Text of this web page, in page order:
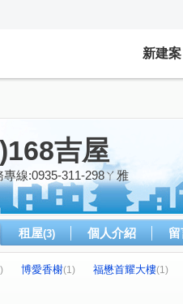
新建案
吉屋
線:0935-311-298ㄚ雅
租屋(3) 個人介紹
博愛香榭(1) 福懋首耀大樓(1)